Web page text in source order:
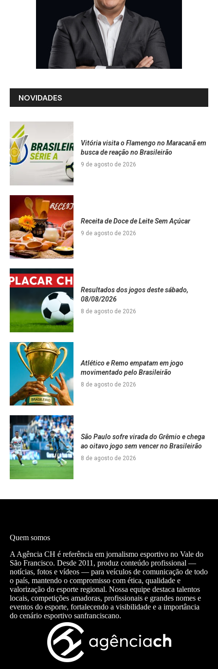
NOVIDADES
Vitória visita o Flamengo no Maracanã em
busca de reação no Brasileirão
9 de agosto de 2026
Receita de Doce de Leite Sem Açúcar
9 de agosto de 2026
Resultados dos jogos deste sábado,
08/08/2026
8 de agosto de 2026
Atlético e Remo empatam em jogo
movimentado pelo Brasileirão
8 de agosto de 2026
São Paulo sofre virada do Grêmio e chega
ao oitavo jogo sem vencer no Brasileirão
8 de agosto de 2026
Quem somos
A Agência CH é referência em jornalismo esportivo no Vale do
São Francisco. Desde 2011, produz conteúdo profissional —
notícias, fotos e vídeos — para veículos de comunicação de todo
o país, mantendo o compromisso com ética, qualidade e
valorização do esporte regional. Nossa equipe destaca talentos
locais, competições amadoras, profissionais e grandes nomes e
eventos do esporte, fortalecendo a visibilidade e a importância
do cenário esportivo sanfranciscano.